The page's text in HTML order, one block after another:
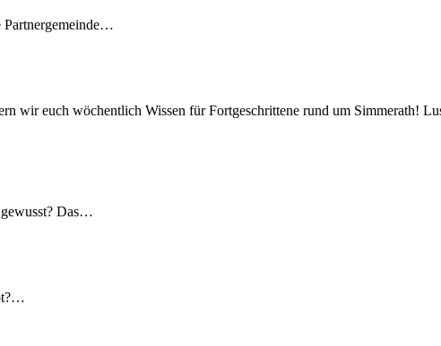
Partnergemeinde…
wir euch wöchentlich Wissen für Fortgeschrittene rund um Simmerath!
gewusst? Das…